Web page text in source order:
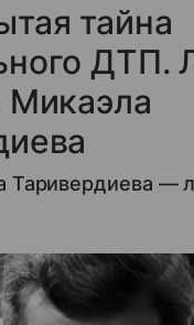
тайна
ДТП.
Микаэла
Таривердиева —